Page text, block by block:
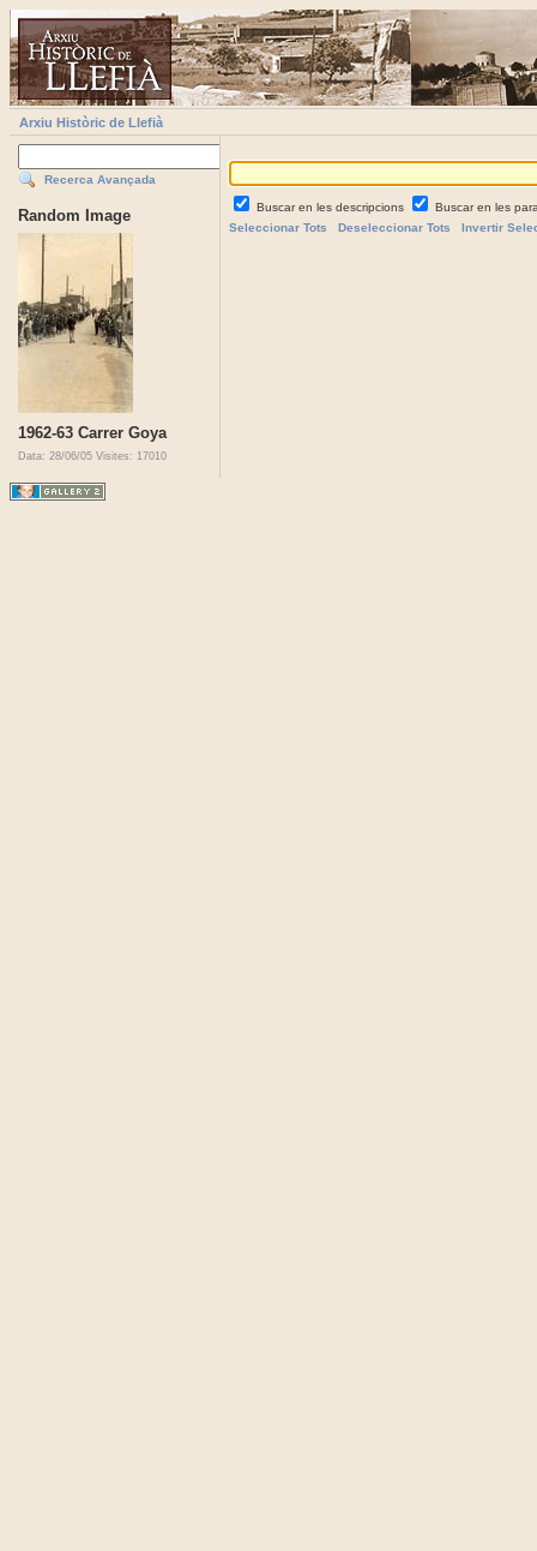
Arxiu Històric de Llefià
Recerca Avançada
Random Image
1962-63 Carrer Goya
Data: 28/06/05 Visites: 17010
Buscar en les descripcions
Buscar en les
Seleccionar Tots
Deseleccionar Tots Invertir